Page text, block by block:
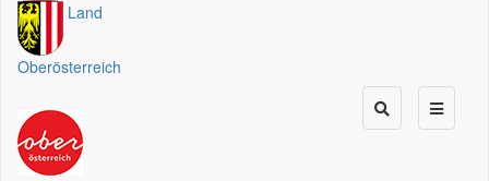
Land
Oberösterreich